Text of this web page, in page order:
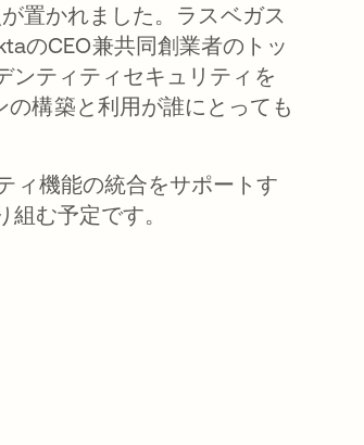
置かれました。ラスベガス
のCEO兼共同創業者のトッ
ンティティセキュリティを
構築と利用が誰にとっても
ィ機能の統合をサポートす
む予定です。